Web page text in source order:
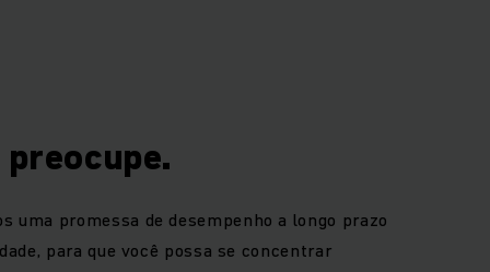
uma promessa de desempenho a longo prazo
para que você possa se concentrar